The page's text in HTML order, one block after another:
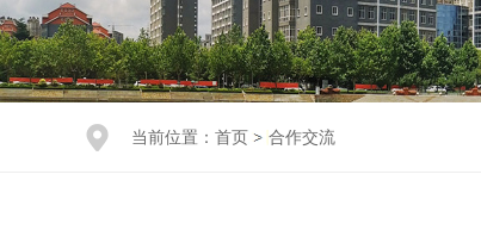
当前位置： 首页 合作交流